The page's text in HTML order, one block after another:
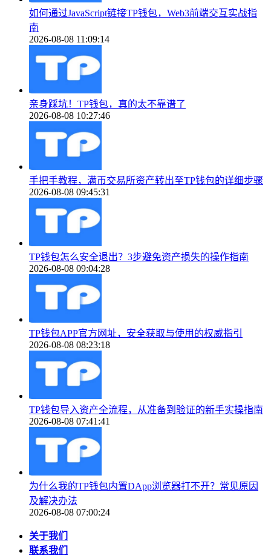
如何通过JavaScript链接TP钱包，Web3前端交互实战指
南
2026-08-08 11:09:14
亲身踩坑！TP钱包，真的太不靠谱了
2026-08-08 10:27:46
手把手教程，满币交易所资产转出至TP钱包的详细步骤
2026-08-08 09:45:31
TP钱包怎么安全退出？3步避免资产损失的操作指南
2026-08-08 09:04:28
TP钱包APP官方网址，安全获取与使用的权威指引
2026-08-08 08:23:18
TP钱包导入资产全流程，从准备到验证的新手实操指南
2026-08-08 07:41:41
为什么我的TP钱包内置DApp浏览器打不开？常见原因
及解决办法
2026-08-08 07:00:24
关于我们
联系我们